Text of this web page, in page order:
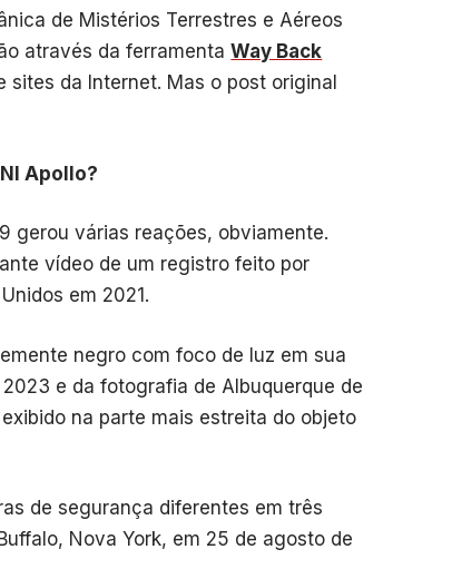
de Mistérios Terrestres e Aéreos
através da ferramentaWay Back
da Internet. Mas o post original
Apollo?
gerou várias reações, obviamente.
vídeo de um registro feito por
em 2021.
negro com foco de luz em sua
e da fotografia de Albuquerque de
na parte mais estreita do objeto
de segurança diferentes em três
Nova York, em 25 de agosto de